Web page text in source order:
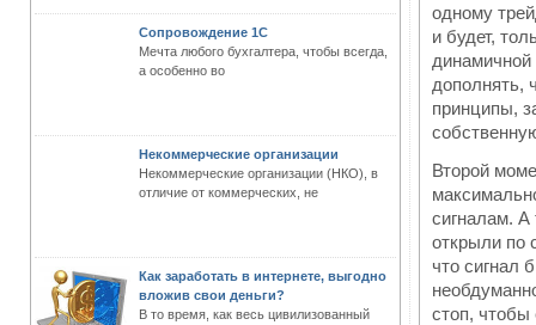
Сопровождение 1С
Мечта любого бухгалтера, чтобы всегда,
а особенно во
Некоммерческие организации
Некоммерческие организации (НКО), в
отличие от коммерческих, не
Как заработать в интернете, выгодно
вложив свои деньги?
В то время, как весь цивилизованный
одному
и будет,
динамичной
дополнять,
принципы,
Второй
сигналам. А
открыли по
что сигнал
стоп, чтобы